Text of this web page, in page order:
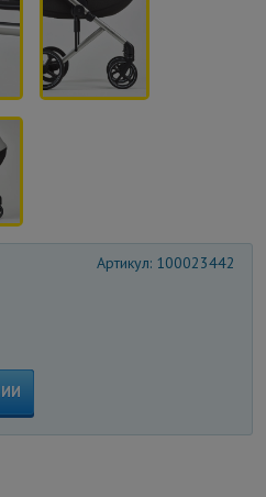
Артикул: 100023442